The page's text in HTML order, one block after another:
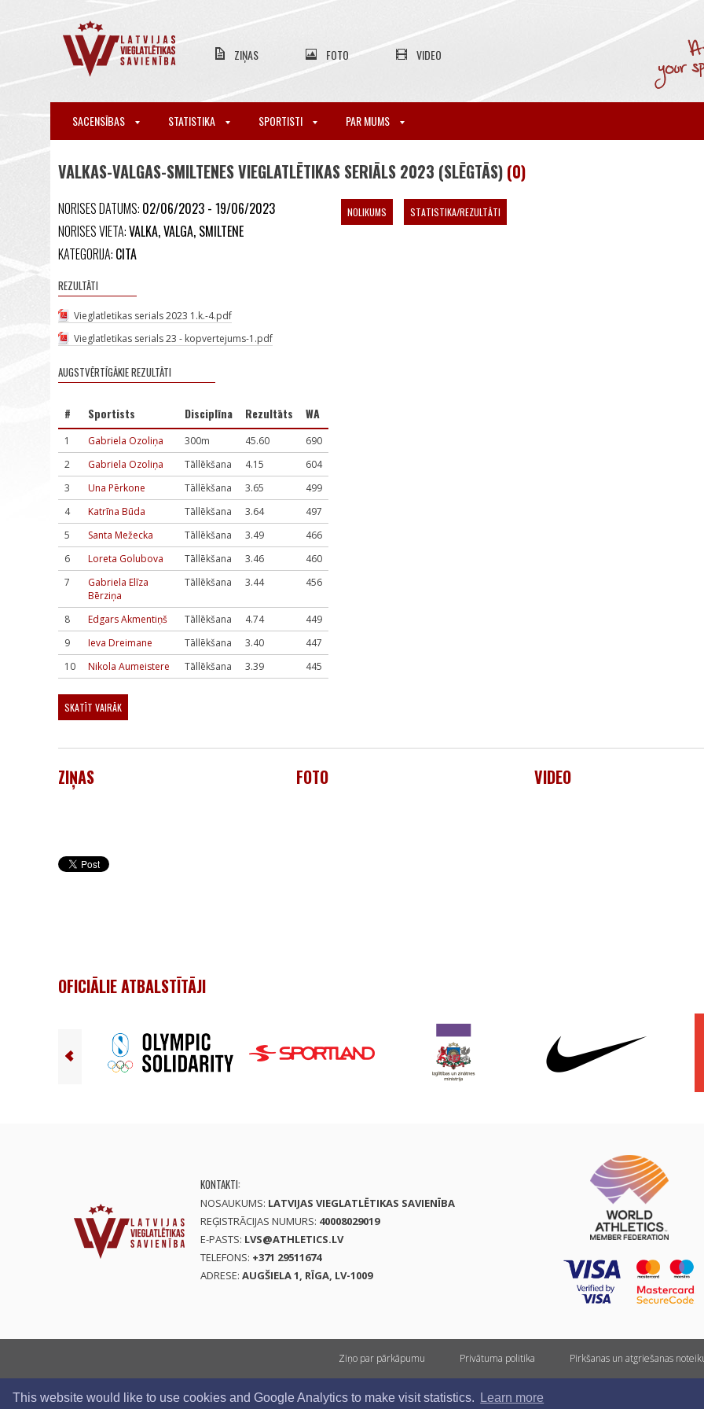
This website would like to use cookies and Google Analytics to make visit statistics. Learn more
ZIŅAS FOTO VIDEO
SACENSĪBAS STATISTIKA SPORTISTI PAR MUMS
VALKAS-VALGAS-SMILTENES VIEGLATLĒTIKAS SERIĀLS 2023 (SLĒGTĀS) (0)
NORISES DATUMS: 02/06/2023 - 19/06/2023
NORISES VIETA:VALKA, VALGA, SMILTENE
KATEGORIJA: CITA
REZULTĀTI
Vieglatletikas serials 2023 1.k.-4.pdf
Vieglatletikas serials 23 - kopvertejums-1.pdf
AUGSTVĒRTĪGĀKIE REZULTĀTI
# Sportists Disciplīna Rezultāts WA
1 Gabriela Ozoliņa 300m 45.60
690
2
Gabriela Ozoliņa Tāllēkšana 4.15
604
3
Una Pērkone Tāllēkšana 3.65
499
4
Katrīna Būda Tāllēkšana 3.64
497
5
Santa Mežecka Tāllēkšana 3.49
466
6
Loreta Golubova Tāllēkšana 3.46
460
7
Gabriela Elīza
Bērziņa
Tāllēkšana 3.44 456
8 Edgars Akmentiņš Tāllēkšana 4.74
449
9
Ieva Dreimane Tāllēkšana 3.40
447
10
Nikola Aumeistere Tāllēkšana 3.39 445
SKATĪT VAIRĀK
NOLIKUMS STATISTIKA/REZULTĀTI
ZIŅAS FOTO VIDEO
OFICIĀLIE ATBALSTĪTĀJI
KONTAKTI:
NOSAUKUMS: LATVIJAS VIEGLATLĒTIKAS SAVIENĪBA
REĢISTRĀCIJAS NUMURS: 40008029019
E-PASTS: LVS@ATHLETICS.LV
TELEFONS: +371 29511674
ADRESE: AUGŠIELA 1, RĪGA, LV-1009
Ziņo par pārkāpumu Privātuma politika Pirkšanas un atgriešanas
Visas tiesības rezervētas. Pārpublicēšanas gadījumā saite uz athletics.lv ir obligāta.